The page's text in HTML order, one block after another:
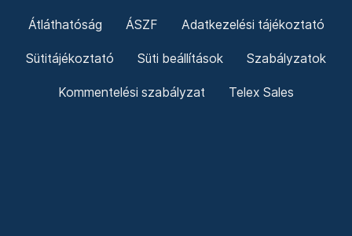
Átláthatóság ÁSZF Adatkezelési tájékoztató
Sütitájékoztató Süti beállítások Szabályzatok
Kommentelési szabályzat Telex Sales